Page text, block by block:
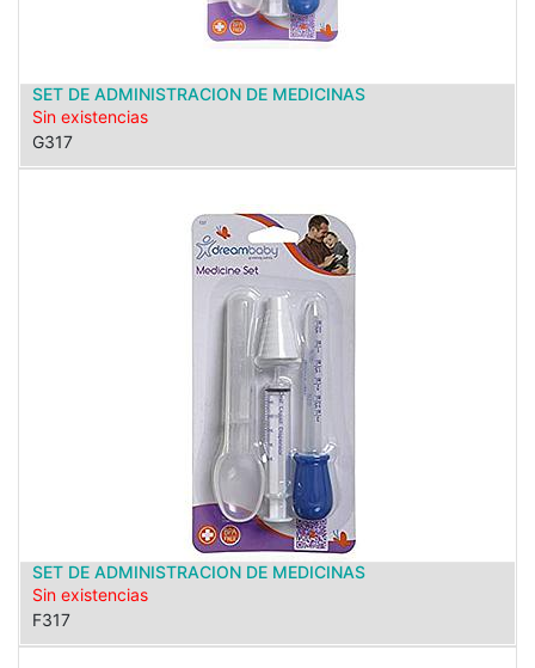
SET DE ADMINISTRACION DE MEDICINAS
Sin existencias
G317
SET DE ADMINISTRACION DE MEDICINAS
Sin existencias
F317